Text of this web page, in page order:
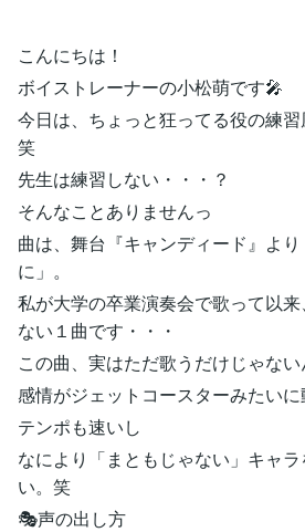
こんにちは！
ボイストレーナーの小松萌です🎤
今日は、ちょっと狂ってる役の練習
笑
先生は練習しない・・・？
そんなことありませんっ
曲は、舞台『キャンディード』よ
に」。
私が大学の卒業演奏会で歌って以
ない１曲です・・・
この曲、実はただ歌うだけじゃな
感情がジェットコースターみたいに
テンポも速いし
なにより「まともじゃない」キャ
い。笑
🎭声の出し方